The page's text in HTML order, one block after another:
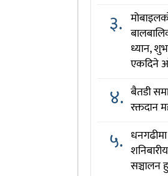
३.
ध्यान,
एकदिने
४. बैतडी
रक्तदान
५.
सञ्चालन